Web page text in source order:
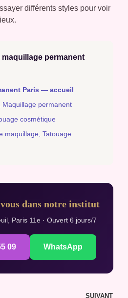
différents styles pour voir
permanent
Paris — accueil
Maquillage permanent
cosmétique
maquillage, Tatouage
dans notre institut
Paris 11e · Ouvert 6 jours/7
09 WhatsApp
SUIVANT